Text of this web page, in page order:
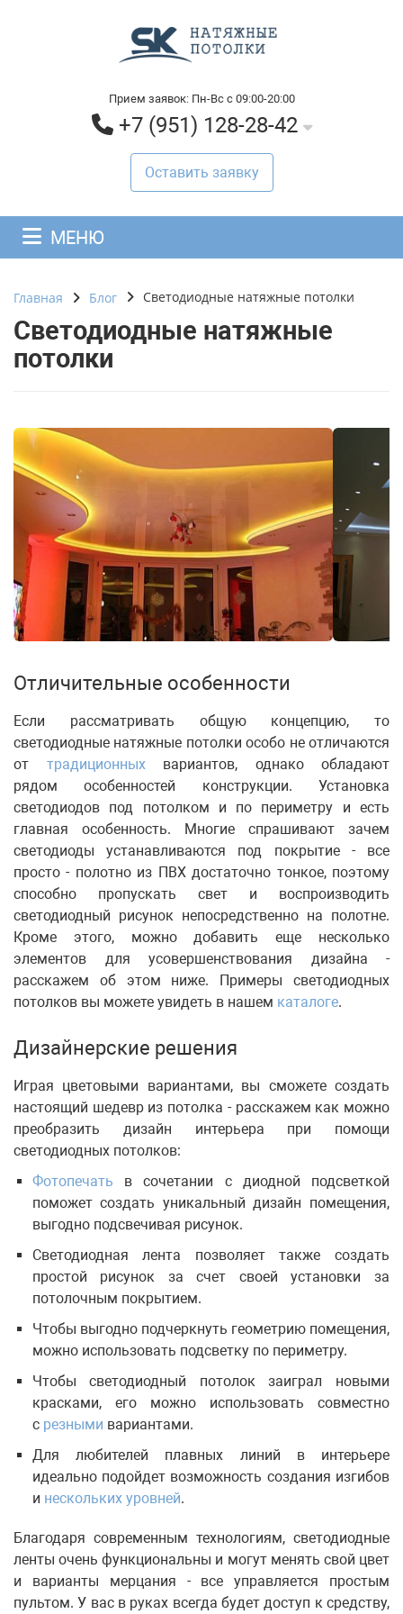
Прием заявок: Пн-Вс с 09:00-20:00
+7 (951) 128-28-42
Оставить заявку
МЕНЮ
Главная Блог Светодиодные натяжные потолки
Светодиодные натяжные
потолки
Отличительные особенности
Если рассматривать общую концепцию, то
светодиодные натяжные потолки особо не отличаются
от традиционныхвариантов, однако обладают
рядом особенностей конструкции. Установка
светодиодов под потолком и по периметру и есть
главная особенность. Многие спрашивают зачем
светодиоды устанавливаются под покрытие - все
просто - полотно из ПВХ достаточно тонкое, поэтому
способно пропускать свет и воспроизводить
светодиодный рисунок непосредственно на полотне.
Кроме этого, можно добавить еще несколько
элементов для усовершенствования дизайна -
расскажем об этом ниже. Примеры светодиодных
потолков вы можете увидеть в нашем каталоге.
Дизайнерские решения
Играя цветовыми вариантами, вы сможете создать
настоящий шедевр из потолка - расскажем как можно
преобразить дизайн интерьера при помощи
светодиодных потолков:
Фотопечать в сочетании с диодной подсветкой
поможет создать уникальный дизайн помещения,
выгодно подсвечивая рисунок.
Светодиодная лента позволяет также создать
простой рисунок за счет своей установки за
потолочным покрытием.
Чтобы выгодно подчеркнуть геометрию помещения,
можно использовать подсветку по периметру.
Чтобы светодиодный потолок заиграл новыми
красками, его можно использовать совместно
с резными вариантами.
Для любителей плавных линий в интерьере
идеально подойдет возможность создания изгибов
и нескольких уровней.
Благодаря современным технологиям, светодиодные
ленты очень функциональны и могут менять свой цвет
и варианты мерцания - все управляется простым
пультом. У вас в руках всегда будет доступ к средству,